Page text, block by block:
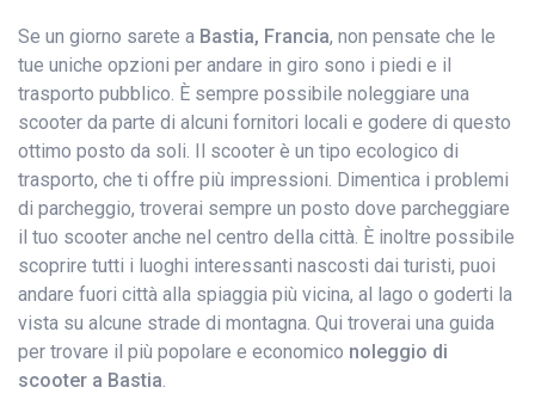
Se un giorno sarete a Bastia, Francia, non pensate che le
tue uniche opzioni per andare in giro sono i piedi e il
trasporto pubblico. È sempre possibile noleggiare una
scooter da parte di alcuni fornitori locali e godere di questo
ottimo posto da soli. Il scooter è un tipo ecologico di
trasporto, che ti offre più impressioni. Dimentica i problemi
di parcheggio, troverai sempre un posto dove parcheggiare
il tuo scooter anche nel centro della città. È inoltre possibile
scoprire tutti i luoghi interessanti nascosti dai turisti, puoi
andare fuori città alla spiaggia più vicina, al lago o goderti la
vista su alcune strade di montagna. Qui troverai una guida
per trovare il più popolare e economico noleggio di
scooter a Bastia.